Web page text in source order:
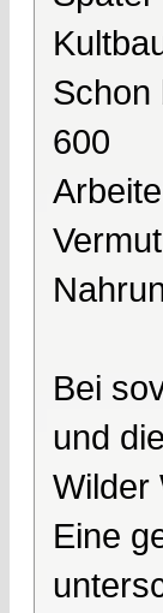
Schon
600
Bei
und
Wilder
Eine